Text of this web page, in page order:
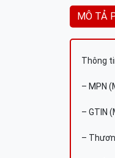
MÔ TẢ
Thông
– MPN
– GTIN
–